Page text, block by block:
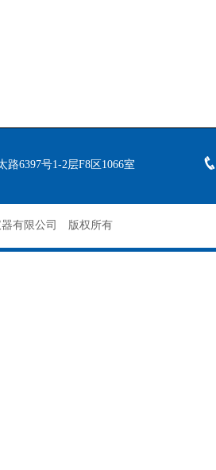
6397号1-2层F8区1066室
器有限公司 版权所有